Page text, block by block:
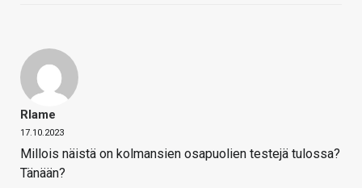
Rlame
17.10.2023
Millois näistä on kolmansien osapuolien testejä tulossa?
Tänään?